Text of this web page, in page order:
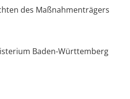
des Maßnahmenträgers
Baden-Württemberg